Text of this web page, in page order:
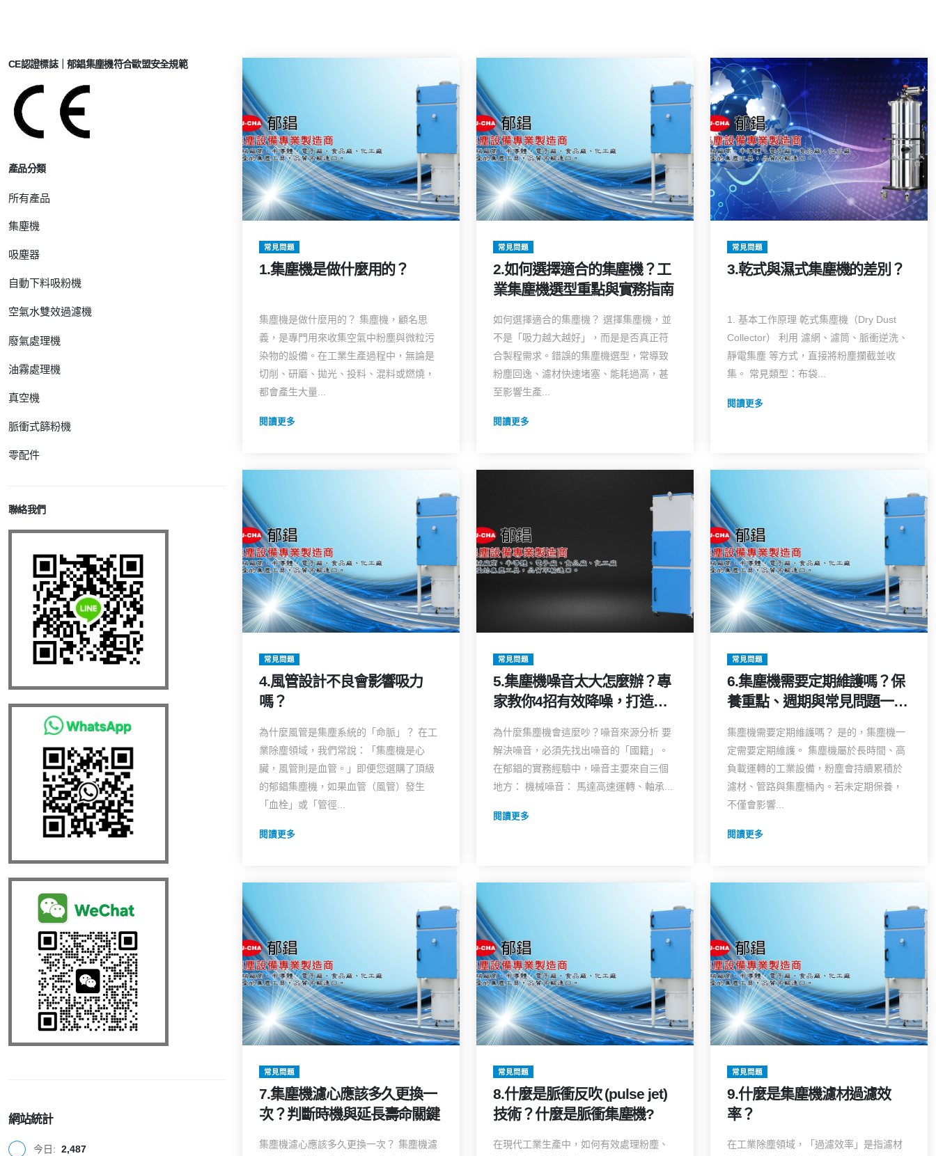
CE認證標誌｜郁錩集塵機符合歐盟安全規範
產品分類
所有產品
集塵機
吸塵器
自動下料吸粉機
空氣水雙效過濾機
廢氣處理機
油霧處理機
真空機
脈衝式篩粉機
零配件
聯絡我們
網站統計
今日: 2,487
常見問題
1.集塵機是做什麼用的？
集塵機是做什麼用的？ 集塵機，顧名思
義，是專門用來收集空氣中粉塵與微粒污
染物的設備。在工業生產過程中，無論是
切削、研磨、拋光、投料、混料或燃燒，
都會產生大量...
閱讀更多
常見問題
2.如何選擇適合的集塵機？工
業集塵機選型重點與實務指南
如何選擇適合的集塵機？ 選擇集塵機，並
不是「吸力越大越好」，而是是否真正符
合製程需求。錯誤的集塵機選型，常導致
粉塵回逸、濾材快速堵塞、能耗過高，甚
至影響生產...
閱讀更多
常見問題
3.乾式與濕式集塵機的差別？
1. 基本工作原理 乾式集塵機（Dry Dust
Collector） 利用 濾網、濾筒、脈衝逆洗、
靜電集塵 等方式，直接將粉塵攔截並收
集。 常見類型：布袋...
閱讀更多
常見問題
4.風管設計不良會影響吸力
嗎？
為什麼風管是集塵系統的「命脈」？ 在工
業除塵領域，我們常說：「集塵機是心
臟，風管則是血管。」即便您選購了頂級
的郁錩集塵機，如果血管（風管）發生
「血栓」或「管徑...
閱讀更多
常見問題
5.集塵機噪音太大怎麼辦？專
家教你4招有效降噪，打造靜
為什麼集塵機會這麼吵？噪音來源分析 要
解決噪音，必須先找出噪音的「國籍」。
在郁錩的實務經驗中，噪音主要來自三個
地方： 機械噪音： 馬達高速運轉、軸承...
閱讀更多
常見問題
6.集塵機需要定期維護嗎？保
養重點、週期與常見問題一次
集塵機需要定期維護嗎？ 是的，集塵機一
定需要定期維護。 集塵機屬於長時間、高
負載運轉的工業設備，粉塵會持續累積於
濾材、管路與集塵桶內。若未定期保養，
不僅會影響...
閱讀更多
常見問題
7.集塵機濾心應該多久更換一
次？判斷時機與延長壽命關鍵
集塵機濾心應該多久更換一次？ 集塵機濾
常見問題
8.什麼是脈衝反吹 (pulse jet)
技術？什麼是脈衝集塵機?
在現代工業生產中，如何有效處理粉塵、
常見問題
9.什麼是集塵機濾材過濾效
率？
在工業除塵領域，「過濾效率」是指濾材